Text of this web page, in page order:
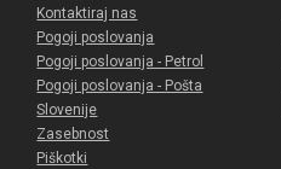
Kontaktiraj nas
Pogoji poslovanja
Pogoji poslovanja - Petrol
Pogoji poslovanja - Pošta
Slovenije
Zasebnost
Piškotki